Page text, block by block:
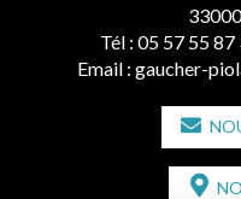
Tél : 05 57 55 87
Email : gaucher-